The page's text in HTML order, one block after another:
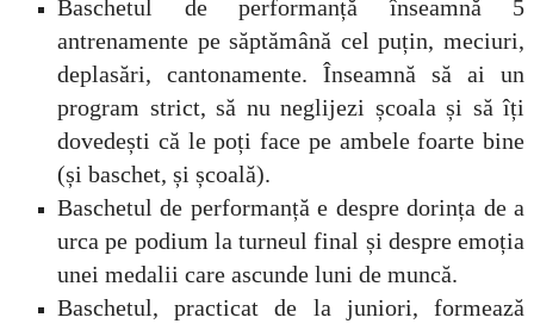
Baschetul de performanță înseamnă 5
antrenamente pe săptămână cel puțin, meciuri,
deplasări, cantonamente. Înseamnă să ai un
program strict, să nu neglijezi școala și să îți
dovedești că le poți face pe ambele foarte bine
(și baschet, și școală).
Baschetul de performanță e despre dorința de a
urca pe podium la turneul final și despre emoția
unei medalii care ascunde luni de muncă.
Baschetul, practicat de la juniori, formează